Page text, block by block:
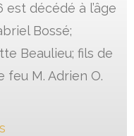
décédé à l’âge
Bossé;
Beaulieu; fils de
feu M. Adrien O.